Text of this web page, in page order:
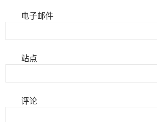
电子邮件
站点
评论